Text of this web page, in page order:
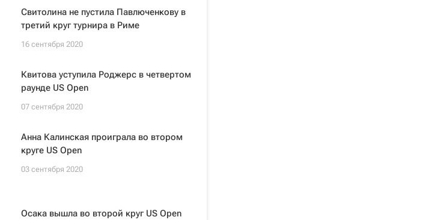
Свитолина не пустила Павлюченкову в
третий круг турнира в Риме
16 сентября 2020
Квитова уступила Роджерс в четвертом
раунде US Open
07 сентября 2020
Анна Калинская проиграла во втором
круге US Open
03 сентября 2020
Осака вышла во второй круг US Open